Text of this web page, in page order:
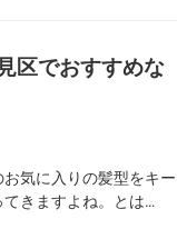
区でおすすめな
気に入りの髪型をキー
きますよね。とは…